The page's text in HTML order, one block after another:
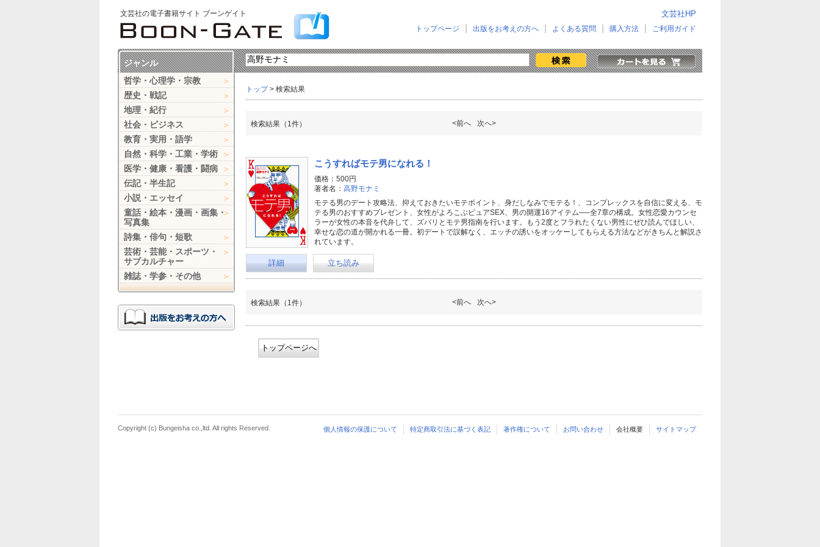
文芸社の電子書籍サイト ブーンゲイト 文芸社HP
トップページ 出版をお考えの方へ よくある質問 購入方法 ご利用ガイド
トップ> 検索結果
検索結果（1件） <前へ 次へ>
こうすればモテ男になれる！
価格：500円
著者名： 高野モナミ
モテる男のデート攻略法、抑えておきたいモテポイント、身だしなみでモテる！、コンプレックスを自信に変える、モ
テる男のおすすめプレゼント、女性がよろこぶピュアSEX、男の開運16アイテム──全7章の構成。女性恋愛カウンセ
ラーが女性の本音を代弁して、ズバリとモテ男指南を行います。もう2度とフラれたくない男性にぜひ読んでほしい、
幸せな恋の道が開かれる一冊。初デートで誤解なく、エッチの誘いをオッケーしてもらえる方法などがきちんと解説さ
れています。
詳細 立ち読み
検索結果（1件） <前へ 次へ>
トップページへ
ジャンル
哲学・心理学・宗教
歴史・戦記
地理・紀行
社会・ビジネス
教育・実用・語学
自然・科学・工業・学術
医学・健康・看護・闘病
伝記・半生記
小説・エッセイ
童話・絵本・漫画・画集・
写真集
詩集・俳句・短歌
芸術・芸能・スポーツ・
サブカルチャー
雑誌・学参・その他
個人情報の保護について 特定商取引法に基づく表記 著作権について お問い合わせ 会社概要 サイトマップ
Copyright (c) Bungeisha co.,ltd. All rights Reserved.